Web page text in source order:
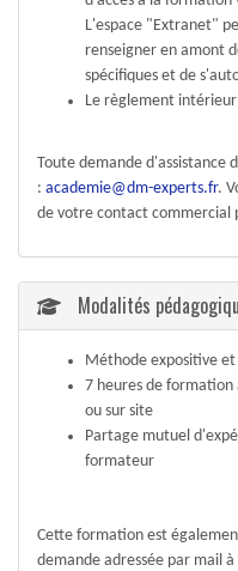
L'espace "Extranet"
renseigner en amont
spécifiques et de
Le règlement
Toute demande d'assistance
: academie@dm-experts.fr.
de votre contact commercial
Modalités
Méthode expositive
7 heures de
ou sur site
Partage mutuel
formateur
Cette formation est
demande adressée par mail à